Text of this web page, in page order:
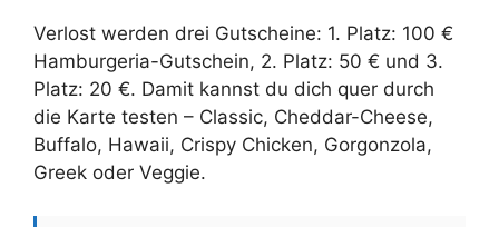
Verlost werden drei Gutscheine: 1. Platz: 100 €
Hamburgeria-Gutschein, 2. Platz: 50 € und 3.
Platz: 20 €. Damit kannst du dich quer durch
die Karte testen – Classic, Cheddar-Cheese,
Buffalo, Hawaii, Crispy Chicken, Gorgonzola,
Greek oder Veggie.